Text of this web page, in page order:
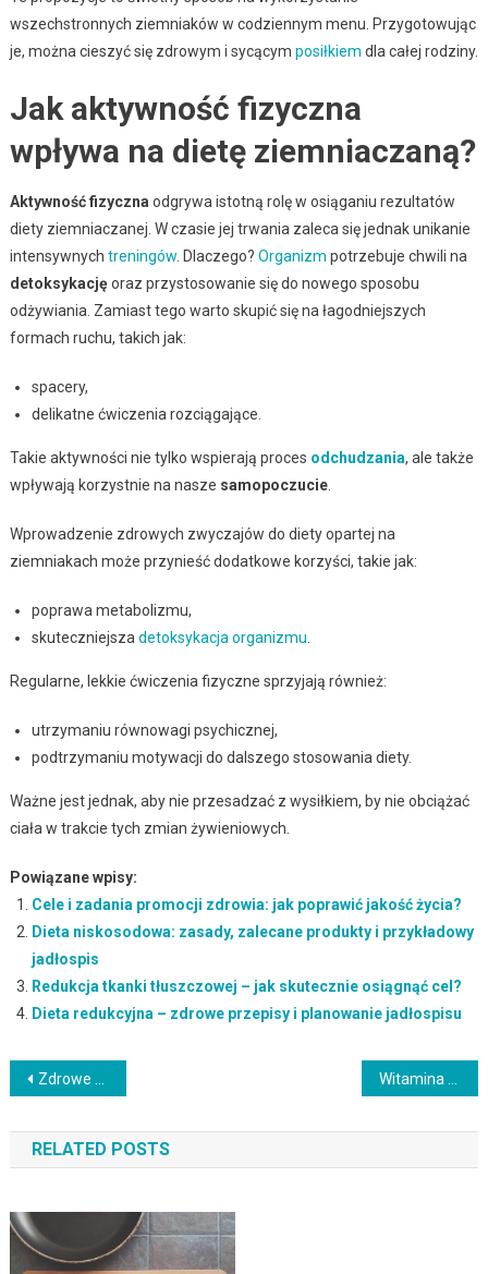
wszechstronnych ziemniaków w codziennym menu. Przygotowując
je, można cieszyć się zdrowym i sycącym posiłkiem dla całej rodziny.
Jak aktywność fizyczna
wpływa na dietę ziemniaczaną?
Aktywność fizyczna odgrywa istotną rolę w osiąganiu rezultatów
diety ziemniaczanej. W czasie jej trwania zaleca się jednak unikanie
intensywnych treningów. Dlaczego? Organizm potrzebuje chwili na
detoksykacjęoraz przystosowanie się do nowego sposobu
odżywiania. Zamiast tego warto skupić się na łagodniejszych
formach ruchu, takich jak:
spacery,
delikatne ćwiczenia rozciągające.
Takie aktywności nie tylko wspierają proces odchudzania, ale także
wpływają korzystnie na nasze samopoczucie.
Wprowadzenie zdrowych zwyczajów do diety opartej na
ziemniakach może przynieść dodatkowe korzyści, takie jak:
poprawa metabolizmu,
skuteczniejsza detoksykacja organizmu
Regularne, lekkie ćwiczenia fizyczne sprzyjają również:
utrzymaniu równowagi psychicznej,
podtrzymaniu motywacji do dalszego stosowania diety.
Ważne jest jednak, aby nie przesadzać z wysiłkiem, by nie obciążać
ciała w trakcie tych zmian żywieniowych.
Powiązane wpisy:
Cele i zadania promocji zdrowia: jak poprawić jakość życia?
Dieta niskosodowa: zasady, zalecane produkty i przykładowy
jadłospis
Redukcja tkanki tłuszczowej – jak skutecznie osiągnąć cel?
Dieta redukcyjna – zdrowe przepisy i planowanie jadłospisu
Nawigacja
wpisu
Zdrowe odżywianie: zasady, korzyści i wpływ na zdrowie dzieci
RELATED POSTS